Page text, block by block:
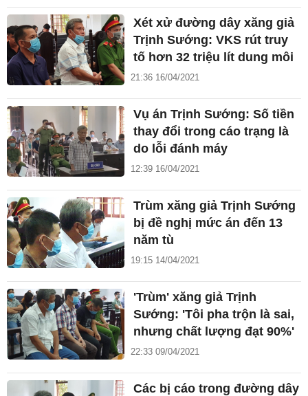
Xét xử đường dây xăng giả
Trịnh Sướng: VKS rút truy
tố hơn 32 triệu lít dung môi
21:36 16/04/2021
Vụ án Trịnh Sướng: Số tiền
thay đổi trong cáo trạng là
do lỗi đánh máy
12:39 16/04/2021
Trùm xăng giả Trịnh Sướng
bị đề nghị mức án đến 13
năm tù
19:15 14/04/2021
'Trùm' xăng giả Trịnh
Sướng: 'Tôi pha trộn là sai,
nhưng chất lượng đạt 90%'
22:33 09/04/2021
Các bị cáo trong đường dây